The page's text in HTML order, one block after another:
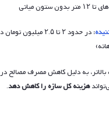
میانی
:
در حدود ۲ تا ۲.۵
به دلیل کاهش مصرف مصالح
هزینه کل سازه را کاهش دهد.